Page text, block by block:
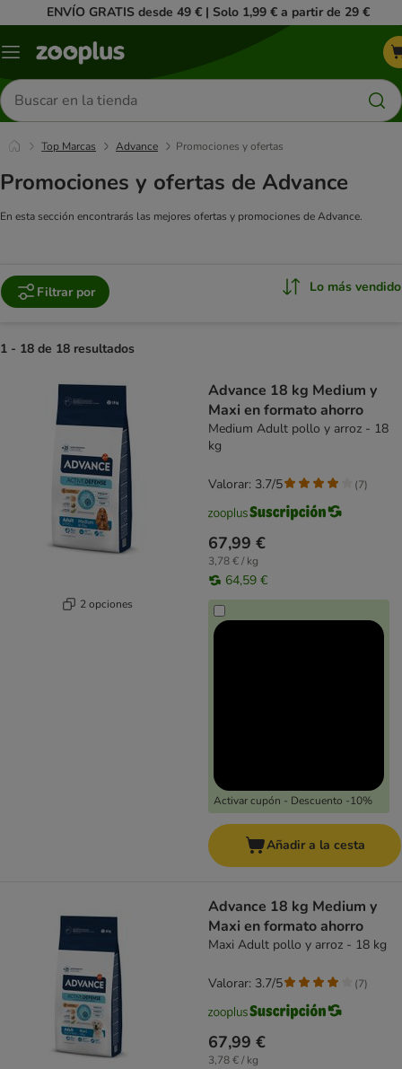
ENVÍO GRATIS desde 49 € | Solo 1,99 € a partir de 29 €
Menú
Buscar
productos
Top Marcas Advance Promociones y ofertas
Promociones y ofertas de Advance
En esta sección encontrarás las mejores ofertas y promociones de Advance.
Filtrar por Lo más vendido
1 - 18 de 18 resultados
2 opciones
Advance 18 kg Medium y
Maxi en formato ahorro
Medium Adult pollo y arroz - 18
kg
67,99 €
3,78 € / kg
64,59 €
Activar cupón - Descuento -10%
Valorar: 3.7/5 (7)
Añadir a la cesta
Advance 18 kg Medium y
Maxi en formato ahorro
Maxi Adult pollo y arroz - 18 kg
67,99 €
3,78 € / kg
Valorar: 3.7/5 (7)